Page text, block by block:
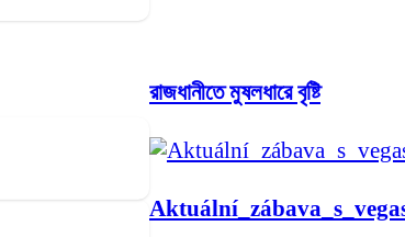
রাজধানীতে মুষলধারে বৃষ্টি